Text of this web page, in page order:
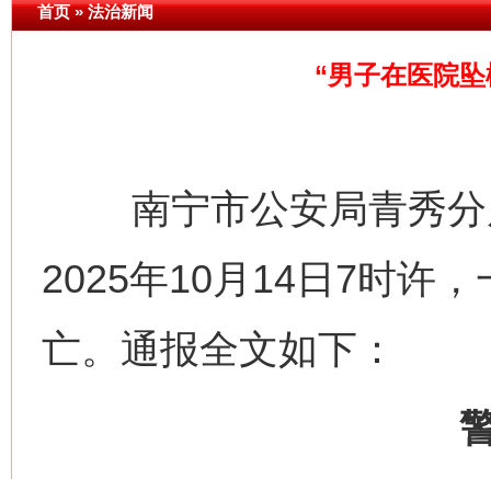
首页»法治新闻
“男子在医院
南宁市公安局青秀分
2025年10月14日7时许
亡。通报全文如下：